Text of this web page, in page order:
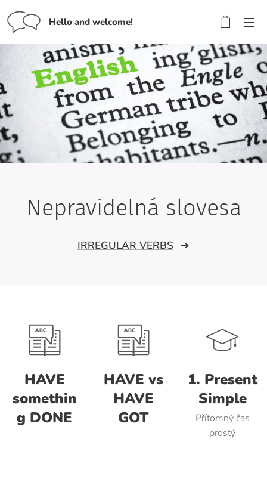
Hello and welcome!
Nepravidelná slovesa
IRREGULAR VERBS
HAVE
somethin
g DONE
HAVE vs
HAVE
GOT
1. Present
Simple
Přítomný čas
prostý